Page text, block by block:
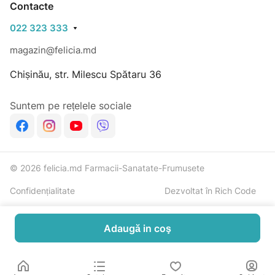
Contacte
022 323 333
magazin@felicia.md
Chișinău, str. Milescu Spătaru 36
Suntem pe rețelele sociale
© 2026 felicia.md Farmacii-Sanatate-Frumusete
Confidențialitate Dezvoltat în Rich Code
Adaugă in coş